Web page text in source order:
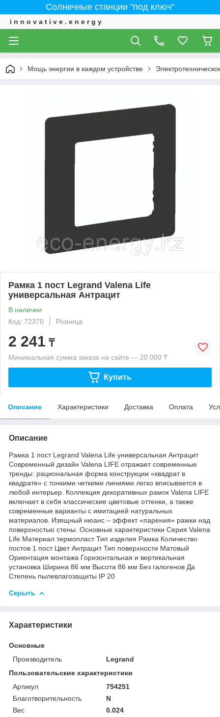
Солнечные станции "под ключ"
i n n o v a t i v e . e n e r g y
Мощь энергии в каждом устройстве
Рамка 1 пост Legrand Valena Life
универсальная Антрацит
В наличии
Код: 72370
Розница
2 241 ₸
Минимальная сумма заказа на сайте — 20 000 ₸
Купить
Описание Характеристики Доставка Оплата
Описание
Рамка 1 пост Legrand Valena Life универсальная Антрацит
Современный дизайн Valena LIFE отражает современные
тренды: рациональная форма конструкции «квадрат в
квадрате» с тонкими четкими линиями легко вписывается в
любой интерьер. Коллекция декоративных рамок Valena LIFE
включает в себя классические цветовые оттенки, а также
современные варианты с имитацией натуральных
материалов. Изящный нюанс – эффект «парения» рамки над
поверхностью стены. Основные характеристики Серия Valena
Life Материал термопласт Тип изделия Рамка Количество
постов 1 пост Цвет Антрацит Тип поверхности Матовый
Ориентация монтажа Горизонтальная и вертикальная
установка Ширина 86 мм Высота 86 мм Без галогенов Да
Степень пылевлагозащиты IP 20
Скрыть
Характеристики
Основные
Производитель
Legrand
Пользовательские характеристики
Артикул
754251
Благотворительность
N
Вес
0.024